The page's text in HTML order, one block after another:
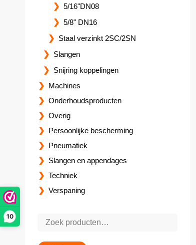
10
5/16"DN08
5/8" DN16
Staal verzinkt 2SC/2SN
Slangen
Snijring koppelingen
Machines
Onderhoudsproducten
Overig
Persoonlijke bescherming
Pneumatiek
Slangen en appendages
Techniek
Verspaning